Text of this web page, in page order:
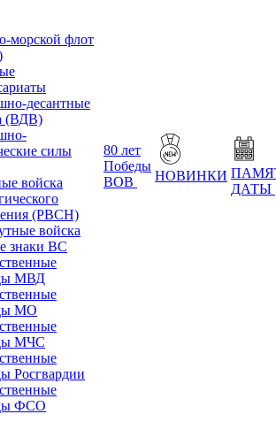
морской флот
десантные
(ВДВ)
силы
войска
(РВСН)
войска
знаки ВС
МВД
МО
МЧС
Росгвардии
ФСО
80 лет
Победы
ВОВ
НОВИНКИ
ДАТЫ